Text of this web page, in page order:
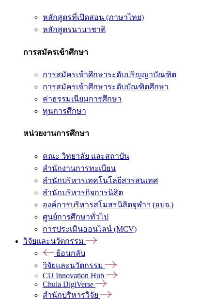
หลักสูตรที่เปิดสอน (ภาษาไทย)
หลักสูตรนานาชาติ
การสมัครเข้าศึกษา
การสมัครเข้าศึกษาระดับปริญญาบัณฑิต
การสมัครเข้าศึกษาระดับบัณฑิตศึกษา
ค่าธรรมเนียมการศึกษา
ทุนการศึกษา
หน่วยงานการศึกษา
คณะ วิทยาลัย และสถาบัน
สำนักงานการทะเบียน
สำนักบริหารเทคโนโลยีสารสนเทศ
สำนักบริหารกิจการนิสิต
องค์การบริหารสโมสรนิสิตจุฬาฯ (อบจ.)
ศูนย์การศึกษาทั่วไป
การประเมินออนไลน์ (MCV)
วิจัยและนวัตกรรม
ย้อนกลับ
วิจัยและนวัตกรรม
CU Innovation Hub
Chula DigiVerse
สำนักบริหารวิจัย